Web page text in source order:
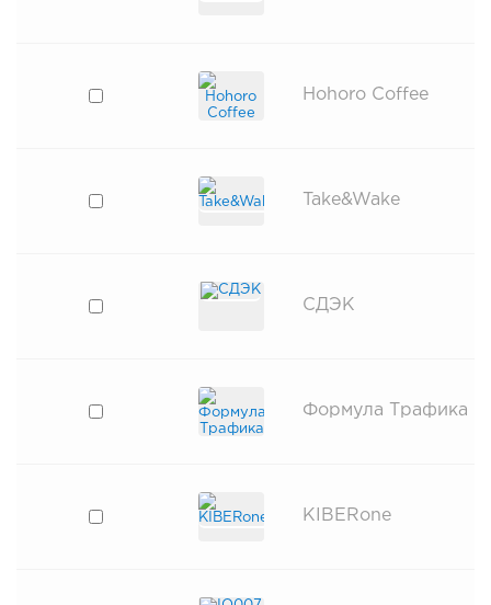
Hohoro Coffee
Take&Wake
СДЭК
Формула Трафика
KIBERone